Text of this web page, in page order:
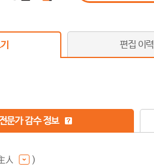
편집 이력
문가 감수 정보
人 )